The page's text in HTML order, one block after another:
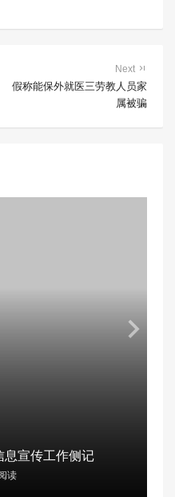
Next
假称能保外就医三劳教人员家
属被骗
息宣传工作侧记
读